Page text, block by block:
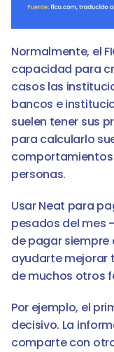
Normalmente, el
capacidad para
casos las
bancos e
suelen tener sus
para calcularlo
personas.
Usar Neat para
pesados del mes
de pagar
ayudarte mejorar
de muchos otros
Por ejemplo, el
decisivo. La
comparte con